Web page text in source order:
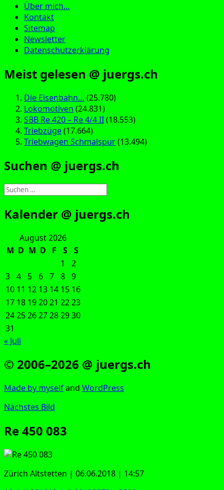
Über mich…
Kontakt
Sitemap
Newsletter
Datenschutzerklärung
Meist gelesen @ juergs.ch
Die Eisenbahn… (25.780)
Lokomotiven (24.831)
SBB Re 420 – Re 4/4 II(18.553)
Triebzüge(17.664)
Triebwagen Schmalspur(13.494)
Suchen @ juergs.ch
Suchen
nach:
Kalender @ juergs.ch
August 2026
M D M D F S
S
1
2
3 4 5 6 7 8 9
10 11 12 13 14 15 16
17 18 192021 2223
24252627282930
31
« Juli
© 2006–2026 @ juergs.ch
Made by mys­elfand Word­Press
Nächstes Bild
Re 450 083
Zürich Alt­stet­ten | 06.06.2018 | 14:57